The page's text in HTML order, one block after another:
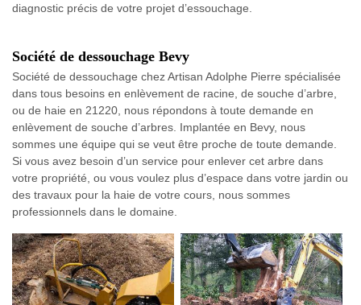
diagnostic précis de votre projet d’essouchage.
Société de dessouchage Bevy
Société de dessouchage chez Artisan Adolphe Pierre spécialisée
dans tous besoins en enlèvement de racine, de souche d’arbre,
ou de haie en 21220, nous répondons à toute demande en
enlèvement de souche d’arbres. Implantée en Bevy, nous
sommes une équipe qui se veut être proche de toute demande.
Si vous avez besoin d’un service pour enlever cet arbre dans
votre propriété, ou vous voulez plus d’espace dans votre jardin ou
des travaux pour la haie de votre cours, nous sommes
professionnels dans le domaine.